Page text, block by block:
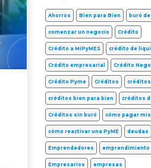
Ahorros Bien para Bien buró
comenzar un negocio Crédito
Crédito a MiPyMES crédito de
Crédito empresarial Crédito
Crédito Pyme Créditos créditos
créditos bien para bien créditos
Créditos sin buró cómo pagar
cómo reactivar una PyME deudas
Emprendedores emprendimiento
Empresarios empresas